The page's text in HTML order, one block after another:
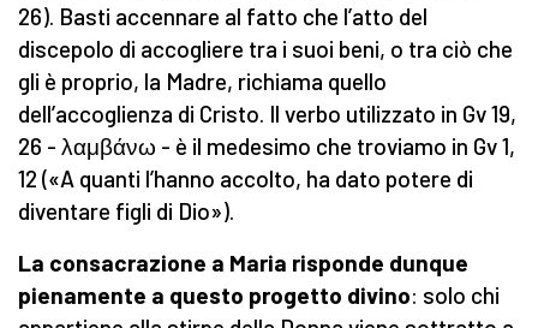
26). Basti accennare al fatto che l’atto del
discepolo di accogliere tra i suoi beni, o tra ciò che
gli è proprio, la Madre, richiama quello
dell’accoglienza di Cristo. Il verbo utilizzato in Gv 19,
26 - λαμβάνω - è il medesimo che troviamo in Gv 1,
12 («A quanti l’hanno accolto, ha dato potere di
diventare figli di Dio»).
La consacrazione a Maria risponde dunque
pienamente a questo progetto divino: solo chi